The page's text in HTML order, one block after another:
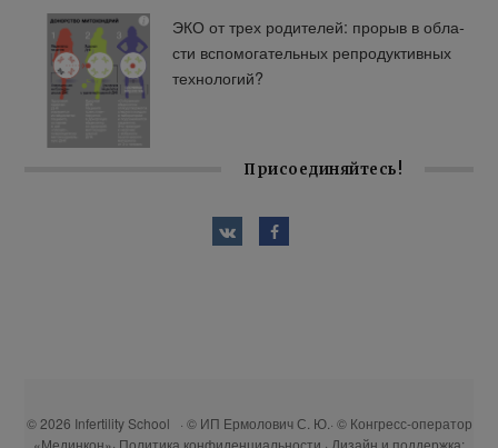
ЭКО от трех ро­ди­те­лей: про­рыв в об­ла­
сти вспо­мо­га­тель­ных ре­про­дук­тив­ных
тех­но­ло­гий?
Присоединяйтесь!
© 2026 Infertility School · © ИП Ермолович С. Ю.· © Конгресс-оператор
«Мединкон»· Политика конфиденциальности · Дизайн и поддержка: